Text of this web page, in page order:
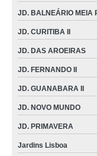
venda de órtese de joelho
empresa de órtese
colares cervicais para
órtese joelho ST.
empresa de órtese
órtese para
órtese extensora de
órtese articulada para
JD. BALNEÁRIO MEIA
JD. CURITIBA II
JD. DAS AROEIRAS
JD. FERNANDO II
JD. GUANABARA II
JD. NOVO MUNDO
JD. PRIMAVERA
Jardins Lisboa